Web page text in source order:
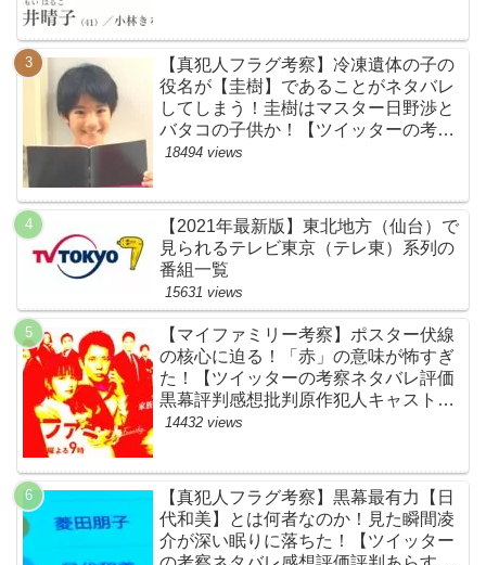
【真犯人フラグ考察】冷凍遺体の子の
役名が【圭樹】であることがネタバレ
してしまう！圭樹はマスター日野渉と
バタコの子供か！【ツイッターの考察
ネタバレ感想評価評判あらすじ原作犯
18494 views
【2021年最新版】東北地方（仙台）で
見られるテレビ東京（テレ東）系列の
番組一覧
15631 views
【マイファミリー考察】ポスター伏線
の核心に迫る！「赤」の意味が怖すぎ
た！【ツイッターの考察ネタバレ評価
黒幕評判感想批判原作犯人キャスト脚
本あらすじ伏線まとめ】
14432 views
【真犯人フラグ考察】黒幕最有力【日
代和美】とは何者なのか！見た瞬間凌
介が深い眠りに落ちた！【ツイッター